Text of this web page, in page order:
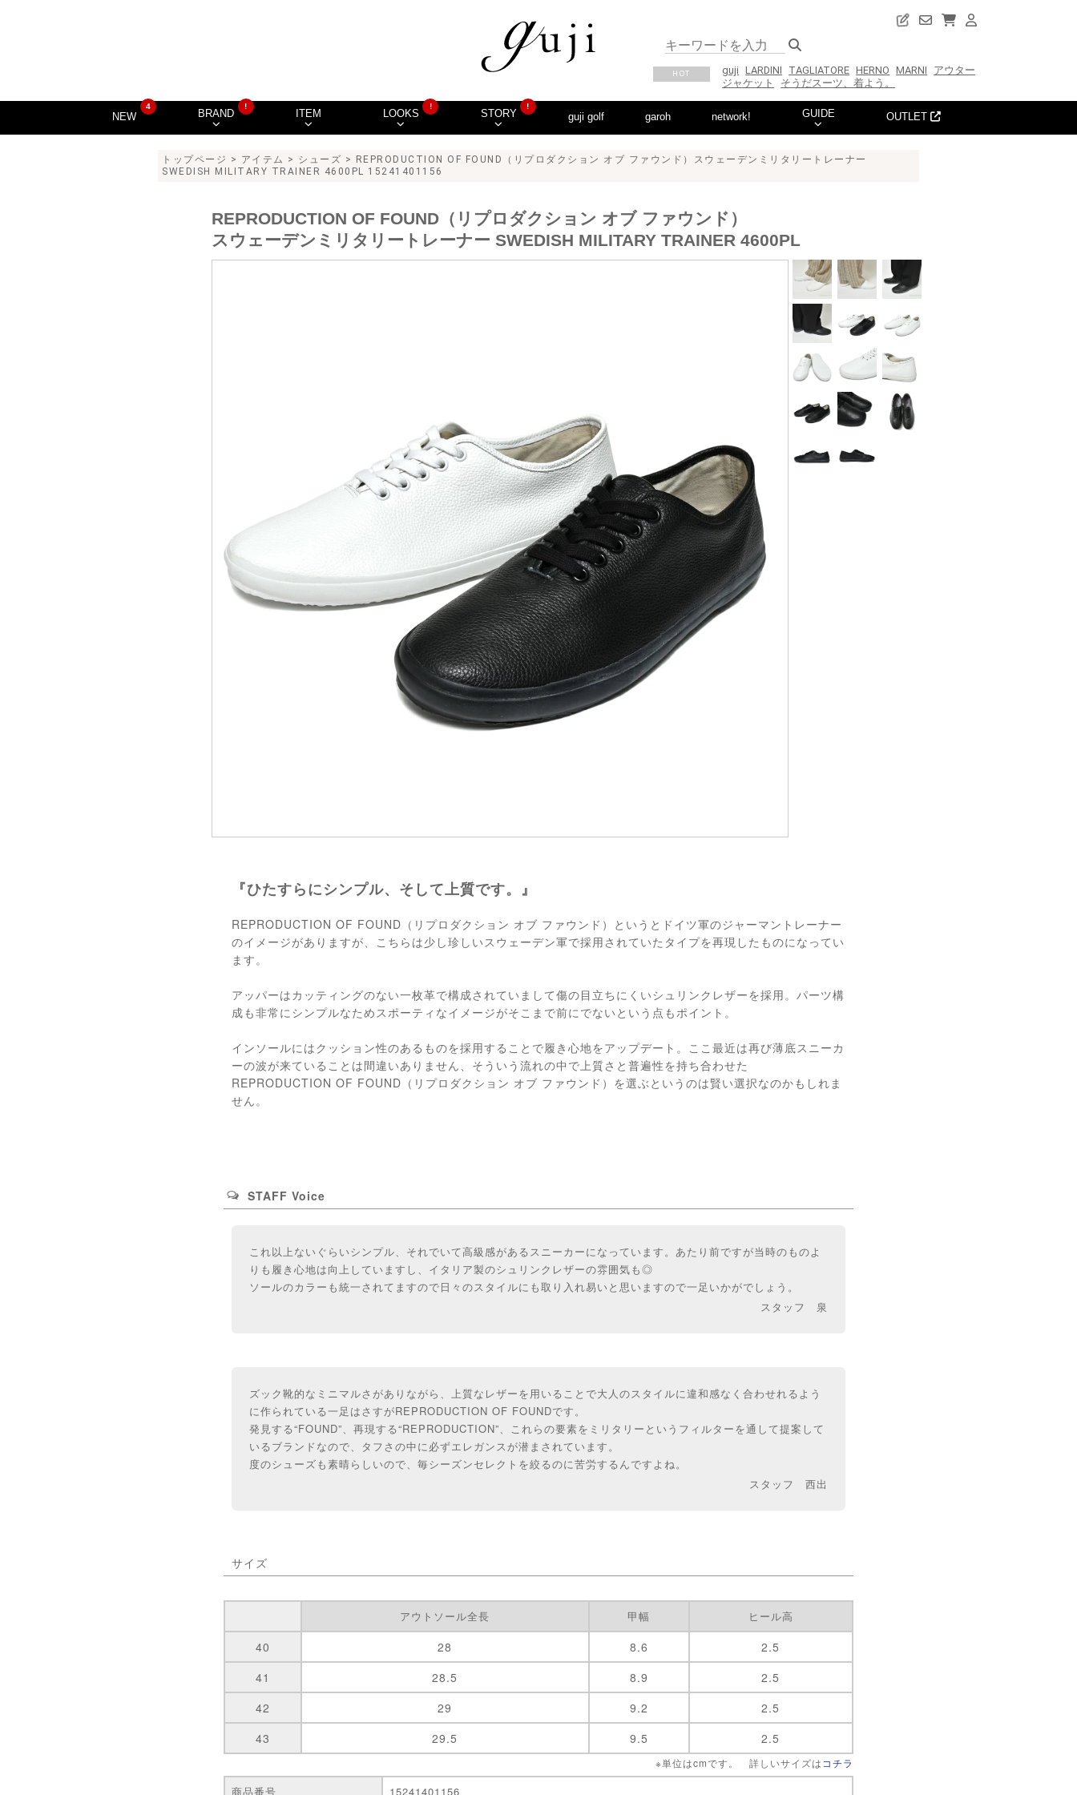
HOT guji LARDINI TAGLIATORE HERNO MARNI
アウター
ジャケット
そうだスーツ、着よう。
NEW
4
BRAND
!
ITEM LOOKS
!
STORY
!
guji golf garoh network! GUIDE OUTLET
トップページ > アイテム > シューズ > REPRODUCTION OF FOUND（リプロダクション オブ ファウンド）スウェーデンミリタリートレーナー
SWEDISH MILITARY TRAINER 4600PL 15241401156
『ひたすらにシンプル、そして上質です。』
REPRODUCTION OF FOUND（リプロダクション オブ ファウンド）というとドイツ軍のジャーマントレーナー
のイメージがありますが、こちらは少し珍しいスウェーデン軍で採用されていたタイプを再現したものになってい
ます。
アッパーはカッティングのない一枚革で構成されていまして傷の目立ちにくいシュリンクレザーを採用。パーツ構
成も非常にシンプルなためスポーティなイメージがそこまで前にでないという点もポイント。
インソールにはクッション性のあるものを採用することで履き心地をアップデート。ここ最近は再び薄底スニーカ
ーの波が来ていることは間違いありません、そういう流れの中で上質さと普遍性を持ち合わせた
REPRODUCTION OF FOUND（リプロダクション オブ ファウンド）を選ぶというのは賢い選択なのかもしれま
せん。
STAFF Voice
これ以上ないぐらいシンプル、それでいて高級感があるスニーカーになっています。あたり前ですが当時のものよ
りも履き心地は向上していますし、イタリア製のシュリンクレザーの雰囲気も◎
ソールのカラーも統一されてますので日々のスタイルにも取り入れ易いと思いますので一足いかがでしょう。
スタッフ 泉
ズック靴的なミニマルさがありながら、上質なレザーを用いることで大人のスタイルに違和感なく合わせれるよう
に作られている一足はさすがREPRODUCTION OF FOUNDです。
発見する“FOUND”、再現する“REPRODUCTION”、これらの要素をミリタリーというフィルターを通して提案して
いるブランドなので、タフさの中に必ずエレガンスが潜まされています。
度のシューズも素晴らしいので、毎シーズンセレクトを絞るのに苦労するんですよね。
スタッフ 西出
サイズ
アウトソール全長 甲幅 ヒール高
40 28 8.6
2.5
41
28.5 8.9
2.5
42
29 9.2
2.5
43
29.5 9.5 2.5
※単位はcmです。 詳しいサイズは コチラ
商品番号
15241401156